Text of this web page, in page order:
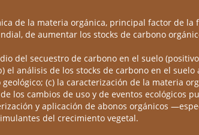
de la materia orgánica, principal factor de
de aumentar los stocks de carbono
del secuestro de carbono en el suelo
el análisis de los stocks de carbono en el
(c) la caracterización de la materia
los cambios de uso y de eventos ecológicos
y aplicación de abonos orgánicos
del crecimiento vegetal.